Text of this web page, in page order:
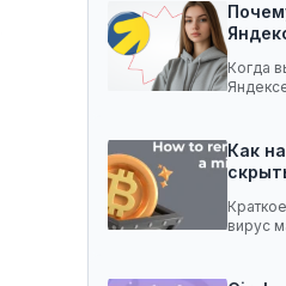
Когда
Как
вирус